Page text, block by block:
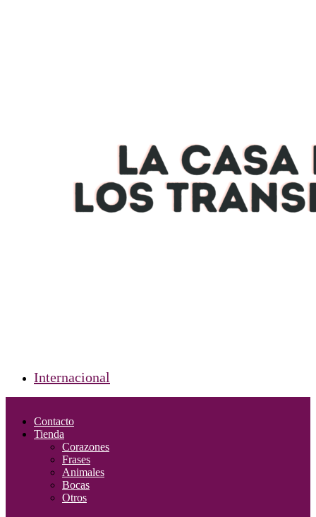
Internacional
Contacto
Tienda
Corazones
Frases
Animales
Bocas
Otros